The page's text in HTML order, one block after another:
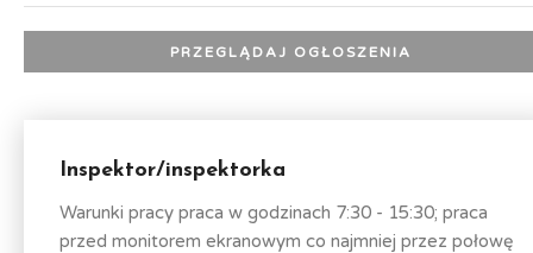
Inspektor/inspektorka
Warunki pracy praca w godzinach 7:30 - 15:30; praca
przed monitorem ekranowym co najmniej przez połowę